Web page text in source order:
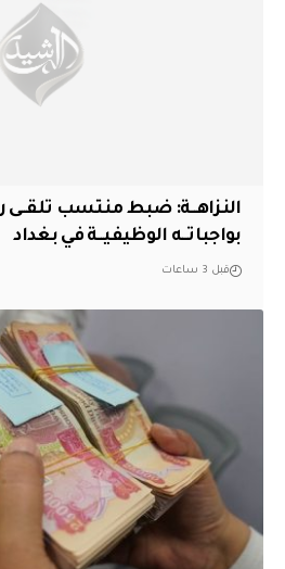
النزاهــة: ضبط منتسب تلقــى
بواجباتــه الوظيفيــة في بغداد
قبل 3 ساعات